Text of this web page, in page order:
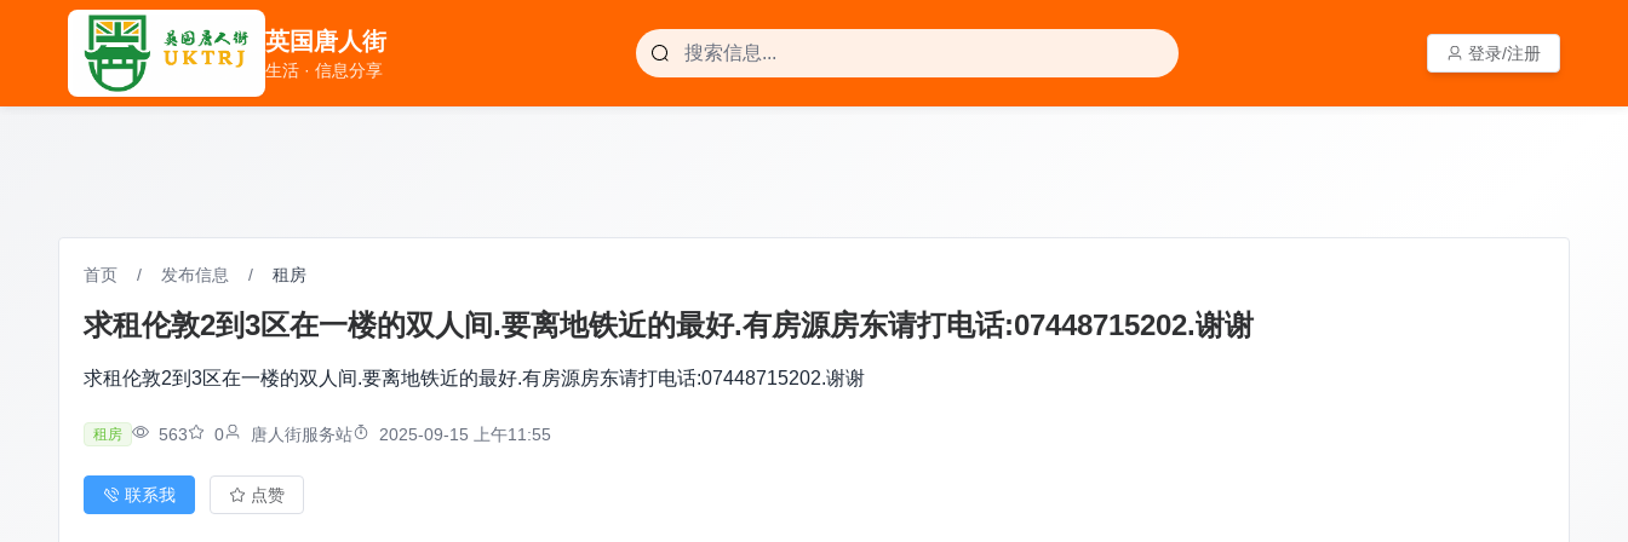
英国唐人街
生活 · 信息分享
登录/注册
英国唐人街
生活 · 信息分享
登录/注册
首页 / 发布信息 / 租房
求租伦敦2到3区在一楼的双人间.要离地铁近的最好.有房源房东请打电话:07448715202.谢谢
求租伦敦2到3区在一楼的双人间.要离地铁近的最好.有房源房东请打电话:07448715202.谢谢
租房 563 0 唐人街服务站 2025-09-15 上午11:55
联系我 点赞